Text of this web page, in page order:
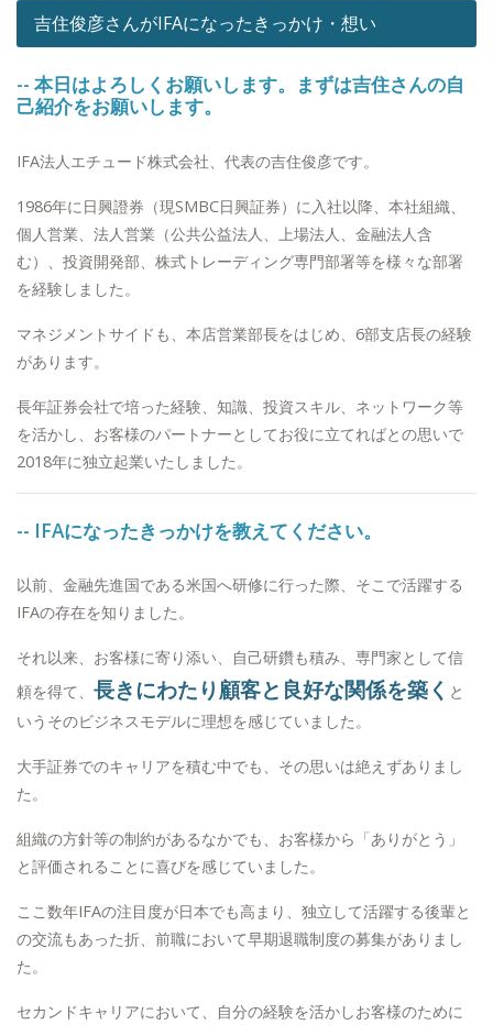
吉住俊彦さんがIFAになったきっかけ・想い
-- 本日はよろしくお願いします。まずは吉住さんの自
己紹介をお願いします。
IFA法人エチュード株式会社、代表の吉住俊彦です。
1986年に日興證券（現SMBC日興証券）に入社以降、本社組織、
個人営業、法人営業（公共公益法人、上場法人、金融法人含
む）、投資開発部、株式トレーディング専門部署等を様々な部署
を経験しました。
マネジメントサイドも、本店営業部長をはじめ、6部支店長の経験
があります。
長年証券会社で培った経験、知識、投資スキル、ネットワーク等
を活かし、お客様のパートナーとしてお役に立てればとの思いで
2018年に独立起業いたしました。
-- IFAになったきっかけを教えてください。
以前、金融先進国である米国へ研修に行った際、そこで活躍する
IFAの存在を知りました。
それ以来、お客様に寄り添い、自己研鑽も積み、専門家として信
頼を得て、 長きにわたり顧客と良好な関係を築く と
いうそのビジネスモデルに理想を感じていました。
大手証券でのキャリアを積む中でも、その思いは絶えずありまし
た。
組織の方針等の制約があるなかでも、お客様から「ありがとう」
と評価されることに喜びを感じていました。
ここ数年IFAの注目度が日本でも高まり、独立して活躍する後輩と
の交流もあった折、前職において早期退職制度の募集がありまし
た。
セカンドキャリアにおいて、自分の経験を活かしお客様のために